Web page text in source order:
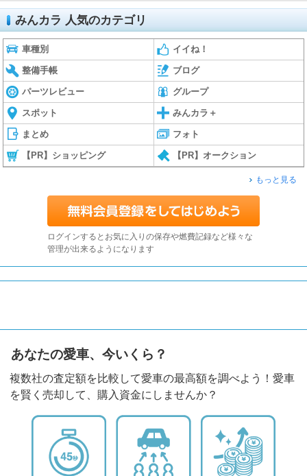
みんカラ 人気のカテゴリ
車種別 イイね！
整備手帳 ブログ
パーツレビュー グループ
スポット みんカラ＋
まとめ フォト
【PR】ショッピング 【PR】オークション
もっと見る
ログインするとお気に入りの保存や燃費記録など様々な
管理が出来るようになります
あなたの愛車、今いくら？
複数社の査定額を比較して愛車の最高額を調べよう！愛車
を賢く売却して、購入資金にしませんか？